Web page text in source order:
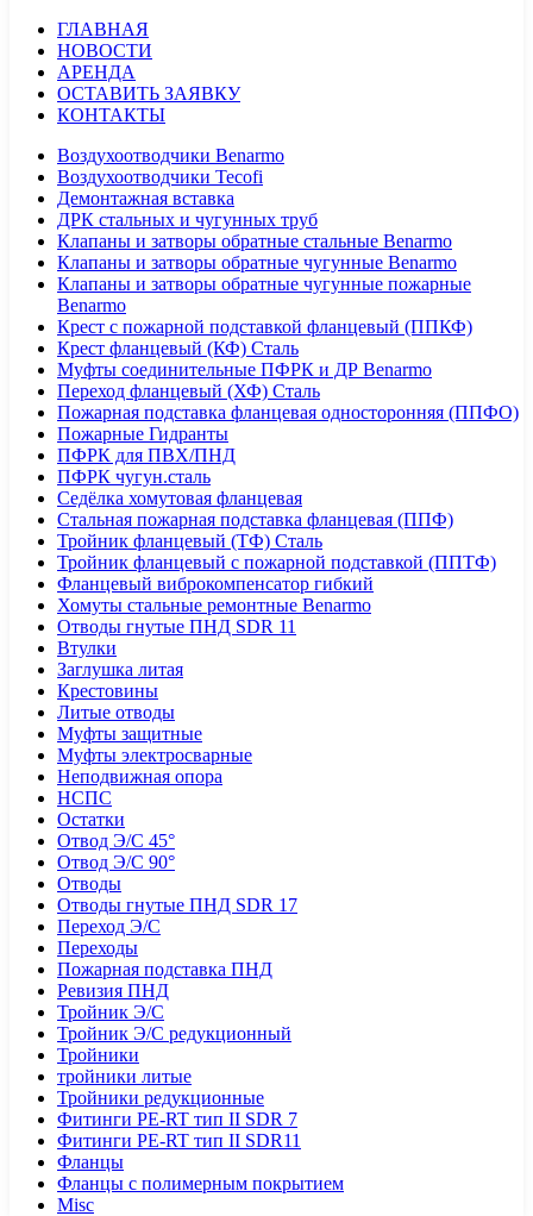
ГЛАВНАЯ
НОВОСТИ
АРЕНДА
ОСТАВИТЬ ЗАЯВКУ
КОНТАКТЫ
Воздухоотводчики Benarmo
Воздухоотводчики Tecofi
Демонтажная вставка
ДРК стальных и чугунных труб
Клапаны и затворы обратные стальные Benarmo
Клапаны и затворы обратные чугунные Benarmo
Клапаны и затворы обратные чугунные пожарные
Benarmo
Крест с пожарной подставкой фланцевый (ППКФ)
Крест фланцевый (КФ) Сталь
Муфты соединительные ПФРК и ДР Benarmo
Переход фланцевый (ХФ) Сталь
Пожарная подставка фланцевая односторонняя (ППФО)
Пожарные Гидранты
ПФРК для ПВХ/ПНД
ПФРК чугун.сталь
Седёлка хомутовая фланцевая
Стальная пожарная подставка фланцевая (ППФ)
Тройник фланцевый (ТФ) Сталь
Тройник фланцевый с пожарной подставкой (ППТФ)
Фланцевый виброкомпенсатор гибкий
Хомуты стальные ремонтные Benarmo
Отводы гнутые ПНД SDR 11
Втулки
Заглушка литая
Крестовины
Литые отводы
Муфты защитные
Муфты электросварные
Неподвижная опора
НСПС
Остатки
Отвод Э/С 45°
Отвод Э/С 90°
Отводы
Отводы гнутые ПНД SDR 17
Переход Э/С
Переходы
Пожарная подставка ПНД
Ревизия ПНД
Тройник Э/С
Тройник Э/С редукционный
Тройники
тройники литые
Тройники редукционные
Фитинги PE-RT тип II SDR 7
Фитинги PE-RT тип II SDR11
Фланцы
Фланцы с полимерным покрытием
Misc